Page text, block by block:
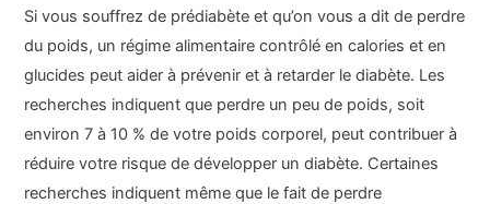
Si vous souffrez de prédiabète et qu’on vous a dit de perdre
du poids, un régime alimentaire contrôlé en calories et en
glucides peut aider à prévenir et à retarder le diabète. Les
recherches indiquent que perdre un peu de poids, soit
environ 7 à 10 % de votre poids corporel, peut contribuer à
réduire votre risque de développer un diabète. Certaines
recherches indiquent même que le fait de perdre